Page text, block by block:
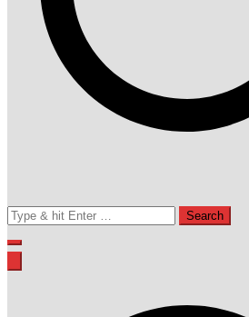
Search
for: